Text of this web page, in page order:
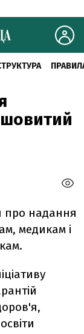
про надання
медикам і